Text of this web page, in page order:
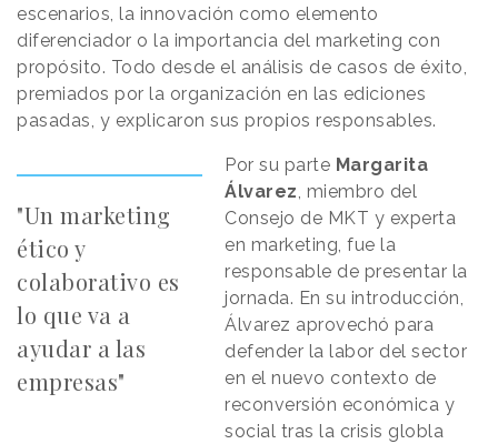
escenarios, la innovación como elemento
diferenciador o la importancia del marketing con
propósito. Todo desde el análisis de casos de éxito,
premiados por la organización en las ediciones
pasadas, y explicaron sus propios responsables.
"Un marketing
ético y
colaborativo es
lo que va a
ayudar a las
empresas"
Por su parte Margarita
Álvarez, miembro del
Consejo de MKT y experta
en marketing, fue la
responsable de presentar la
jornada. En su introducción,
Álvarez aprovechó para
defender la labor del sector
en el nuevo contexto de
reconversión económica y
social tras la crisis globla